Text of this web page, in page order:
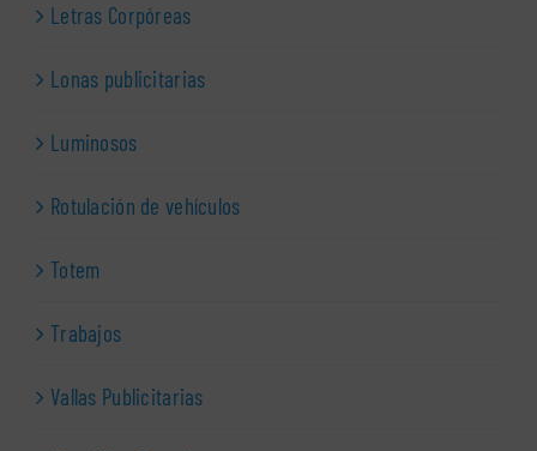
Letras Corpóreas
Lonas publicitarias
Luminosos
Rotulación de vehículos
Totem
Trabajos
Vallas Publicitarias